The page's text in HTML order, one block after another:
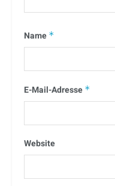
Name *
E-Mail-Adresse *
Website